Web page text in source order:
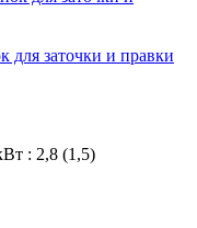
для заточки и правки
: 2,8 (1,5)